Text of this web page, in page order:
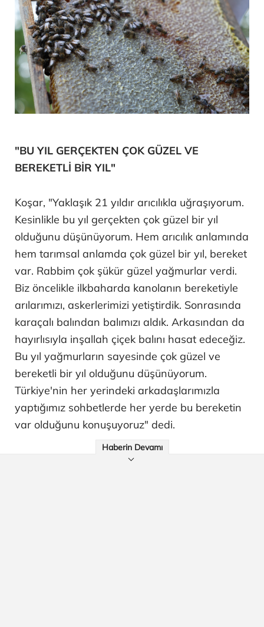
"BU YIL GERÇEKTEN ÇOK GÜZEL VE
BEREKETLİ BİR YIL"
Koşar, "Yaklaşık 21 yıldır arıcılıkla uğraşıyorum.
Kesinlikle bu yıl gerçekten çok güzel bir yıl
olduğunu düşünüyorum. Hem arıcılık anlamında
hem tarımsal anlamda çok güzel bir yıl, bereket
var. Rabbim çok şükür güzel yağmurlar verdi.
Biz öncelikle ilkbaharda kanolanın bereketiyle
arılarımızı, askerlerimizi yetiştirdik. Sonrasında
karaçalı balından balımızı aldık. Arkasından da
hayırlısıyla inşallah çiçek balını hasat edeceğiz.
Bu yıl yağmurların sayesinde çok güzel ve
bereketli bir yıl olduğunu düşünüyorum.
Türkiye'nin her yerindeki arkadaşlarımızla
yaptığımız sohbetlerde her yerde bu bereketin
var olduğunu konuşuyoruz" dedi.
Haberin Devamı